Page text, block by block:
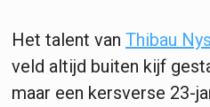
Het talent van Thibau Nys
veld altijd buiten kijf
maar een kersverse 23-